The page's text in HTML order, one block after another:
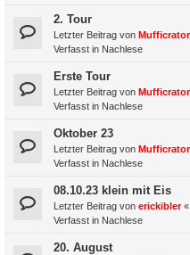
2. Tour
Letzter Beitrag von Mufficrator
Verfasst in Nachlese
Erste Tour
Letzter Beitrag von Mufficrator
Verfasst in Nachlese
Oktober 23
Letzter Beitrag von Mufficrator
Verfasst in Nachlese
08.10.23 klein mit Eis
Letzter Beitrag von erickibler«
Verfasst in Nachlese
20. August